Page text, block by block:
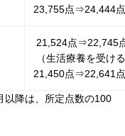
23,755点⇒24,444
21,524点⇒22,745
（生活療養を受け
21,450点⇒22,641
以降は、所定点数の100